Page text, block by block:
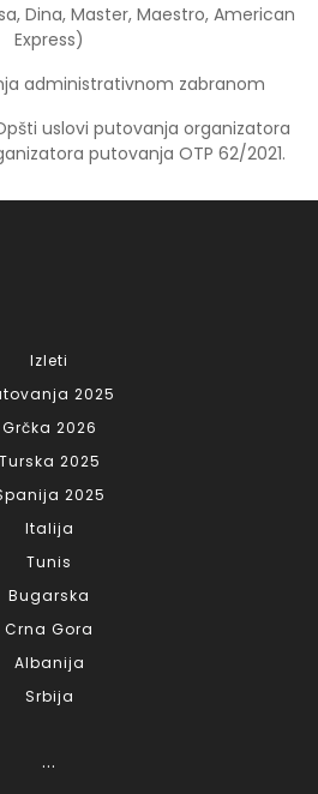
Dina, Master, Maestro, American
Express)
administrativnom zabranom
uslovi putovanja organizatora
putovanja OTP 62/2021.
Izleti
2025
Grčka 2026
Turska 2025
2025
Italija
Tunis
Bugarska
Crna Gora
Albanija
Srbija
...